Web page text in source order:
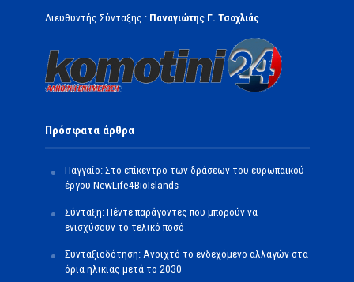
Διευθυντής Σύνταξης : Παναγιώτης Γ. Τσοχλιάς
Πρόσφατα άρθρα
Παγγαίο: Στο επίκεντρο των δράσεων του ευρωπαϊκού
έργου NewLife4BioIslands
Σύνταξη: Πέντε παράγοντες που μπορούν να
ενισχύσουν το τελικό ποσό
Συνταξιοδότηση: Ανοιχτό το ενδεχόμενο αλλαγών στα
όρια ηλικίας μετά το 2030